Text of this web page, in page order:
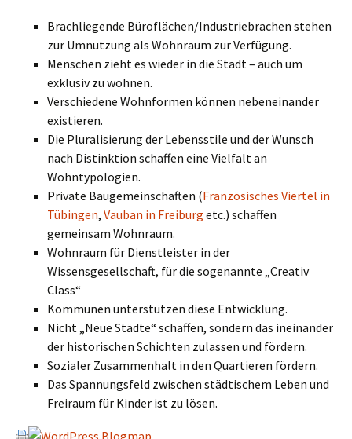
Brachliegende Büroflächen/Industriebrachen stehen
zur Umnutzung als Wohnraum zur Verfügung.
Menschen zieht es wieder in die Stadt – auch um
exklusiv zu wohnen.
Verschiedene Wohnformen können nebeneinander
existieren.
Die Pluralisierung der Lebensstile und der Wunsch
nach Distinktion schaffen eine Vielfalt an
Wohntypologien.
Private Baugemeinschaften (Französisches Viertel in
Tübingen, Vauban in Freiburg etc.) schaffen
gemeinsam Wohnraum.
Wohnraum für Dienstleister in der
Wissensgesellschaft, für die sogenannte „Creativ
Class“
Kommunen unterstützen diese Entwicklung.
Nicht „Neue Städte“ schaffen, sondern das ineinander
der historischen Schichten zulassen und fördern.
Sozialer Zusammenhalt in den Quartieren fördern.
Das Spannungsfeld zwischen städtischem Leben und
Freiraum für Kinder ist zu lösen.